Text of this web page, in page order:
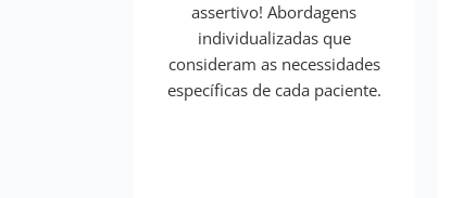
assertivo! Abordagens
individualizadas que
consideram as necessidades
específicas de cada paciente.